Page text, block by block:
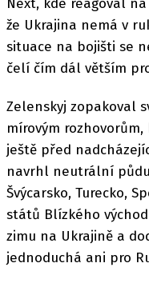
Next, kde reagoval
že Ukrajina nemá v
situace na bojišti se
čelí čím dál větším
Zelenskyj zopakoval
mírovým
ještě před
navrhl neutrální
Švýcarsko, Turecko,
států Blízkého
zimu na Ukrajině a
jednoduchá ani pro